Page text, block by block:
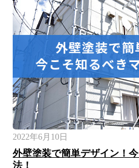
2022年6月10日
外壁塗装で簡単デザイン！
法！